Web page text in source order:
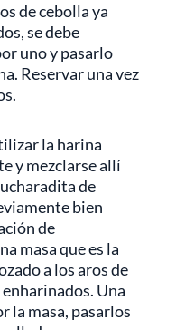
de cebolla ya
se debe
uno y pasarlo
Reservar una vez
la harina
y mezclarse allí
de
bien
de
masa que es la
a los aros de
Una
la masa, pasarlos